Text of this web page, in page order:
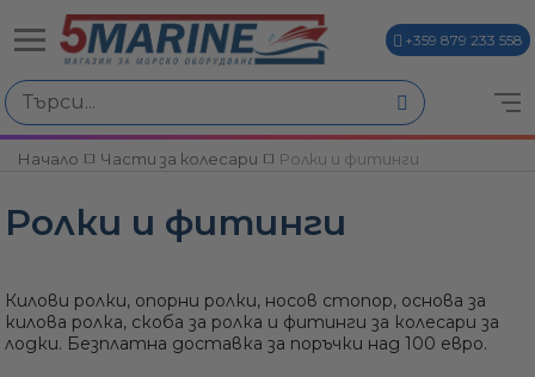
+359 879 233 558
Избери по
Начало Части за колесари Ролки и фитинги
Ролки и фитинги
Килови ролки, опорни ролки, носов стопор, основа за
килова ролка, скоба за ролка и фитинги за колесари за
лодки. Безплатна доставка за поръчки над 100 евро.